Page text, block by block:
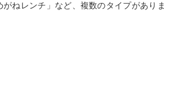
ねレンチ」など、複数のタイプがありま